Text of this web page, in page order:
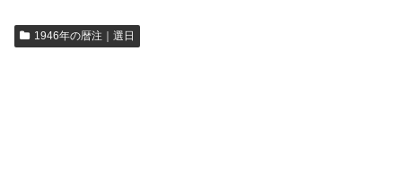
1946年の暦注｜選日